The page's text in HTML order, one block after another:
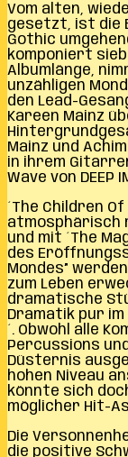
Vom alten,
gesetzt, ist die
Gothic
komponiert
Albumlänge,
unzähligen
den Lead-
Kareen Mainz
Mainz und
in ihrem
Wave von DEEP
´The Children
atmosphärisch
und mit ´The
des
Mondes”
zum Leben
dramatische
Dramatik pur im
´. Obwohl alle
Percussions
Düsternis
hohen Niveau
könnte sich
möglicher Hit-
Die
die positive